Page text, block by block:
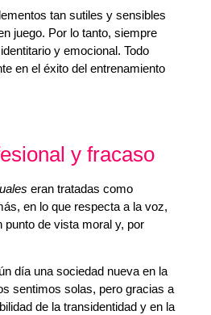
tan sutiles y sensibles
juego. Por lo tanto, siempre
y emocional. Todo
en el éxito del entrenamiento
y fracaso
eran tratadas como
en lo que respecta a la voz,
de vista moral y, por
día una sociedad nueva en la
sentimos solas, pero gracias a
de la transidentidad y en la